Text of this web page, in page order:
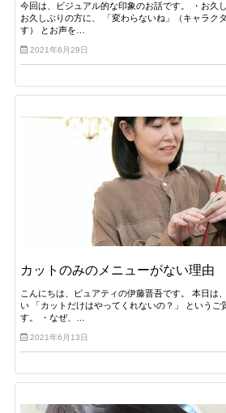
今回は、ビジュアル的な印象のお話です。 ・お久
お久しぶりの方に、 「変わらないね」（キャラク
す） とお声を…
2021年6月29日
カットのみのメニューがない理由
こんにちは、ピュアティの伊藤晋吾です。 本日は
い 「カットだけはやってくれないの？」 というご
す。 ・なぜ、…
2021年6月13日